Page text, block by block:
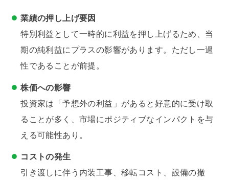
業績の押し上げ要因
特別利益として一時的に利益を押し上げるため、当
期の純利益にプラスの影響があります。ただし一過
性であることが前提。
株価への影響
投資家は「予想外の利益」があると好意的に受け取
ることが多く、市場にポジティブなインパクトを与
える可能性あり。
コストの発生
引き渡しに伴う内装工事、移転コスト、設備の撤